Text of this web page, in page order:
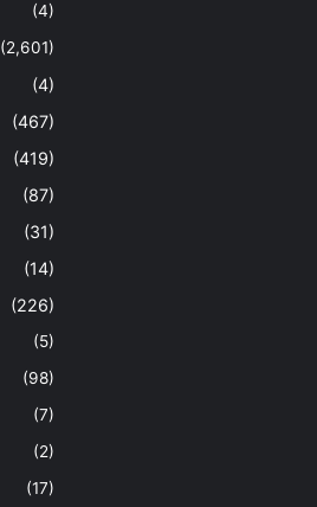
(4)
(2,601)
(4)
(467)
(419)
(87)
(31)
(14)
(226)
(5)
(98)
(7)
(2)
(17)